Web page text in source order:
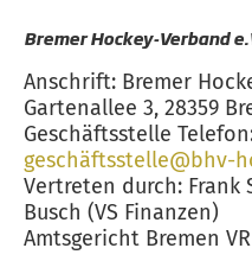
Bremer Hockey-Verband
Anschrift: Bremer
Gartenallee 3, 28359
Geschäftsstelle
geschäftsstelle@bhv-
Vertreten durch: Frank
Busch (VS Finanzen)
Amtsgericht Bremen VR